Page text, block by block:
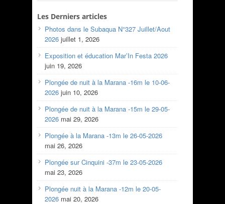
Les Derniers articles
Photos dans le Subaqua N°327 Juillet/Aout
2026 juillet 1, 2026
Exposition et éducation Mar’In Festa 2026
juin 19, 2026
Plongée de nuit à la Marana -16m le 10-06-
2026 juin 10, 2026
Plongée de nuit à la Marana -15m le 29-05-
2026 mai 29, 2026
Plongée à la Marana -13m le 26-05-2026
mai 26, 2026
Plongée sur Cinquini -37m le 23-05-2026
mai 23, 2026
Plongée nuit à la Marana -12m le 20-05-
2026 mai 20, 2026